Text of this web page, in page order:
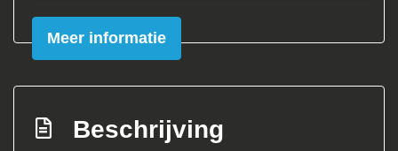
Achterruitwisser
Buitenspiegels in carrosseriekleur
Dimlichten automatisch
Meer informatie
Beschrijving